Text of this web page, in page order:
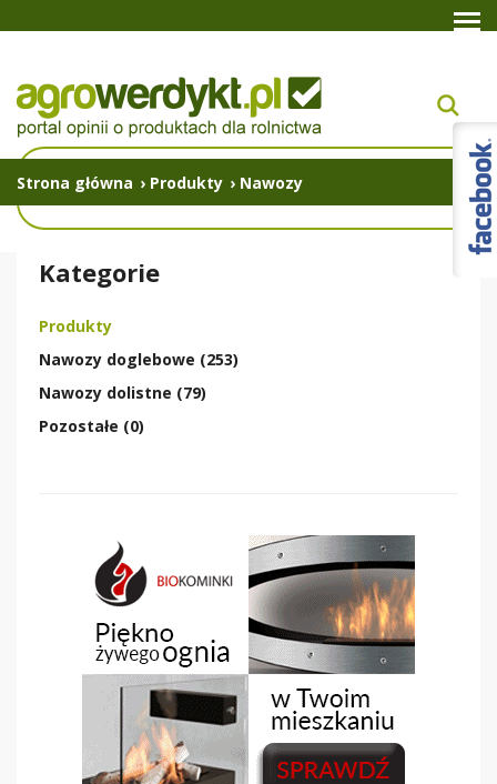
Strona główna › Produkty › Nawozy
Kategorie
Produkty
Nawozy doglebowe (253)
Nawozy dolistne (79)
Pozostałe (0)